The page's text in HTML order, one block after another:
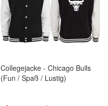
Collegejacke - Chicago Bulls
(Fun / Spaß / Lustig)